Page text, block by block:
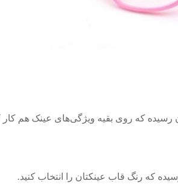
که روی بقیه ویژگی‌های عینک هم کار
که رنگ قاب عینکتان را انتخاب کنید.